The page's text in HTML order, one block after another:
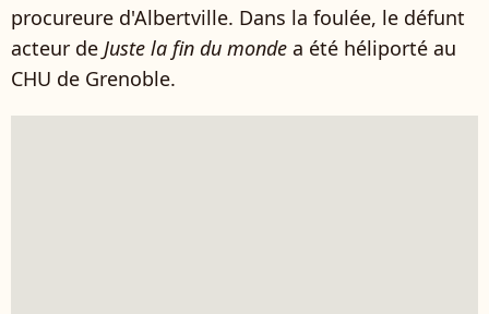
procureure d'Albertville. Dans la foulée, le défunt
acteur de Juste la fin du monde a été héliporté au
CHU de Grenoble.